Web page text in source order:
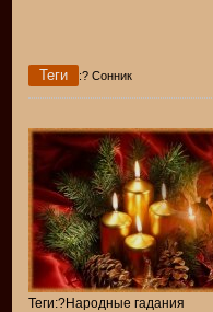
Теги :? Сонник
Теги:?Народные гадания